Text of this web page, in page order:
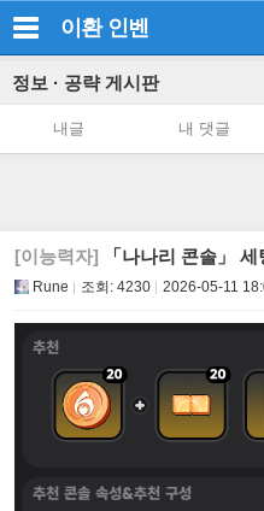
이환 인벤
정보 · 공략 게시판
내글 내 댓글
[이능력자] 「나나리 콘솔」
Rune 조회: 4230 2026-05-11